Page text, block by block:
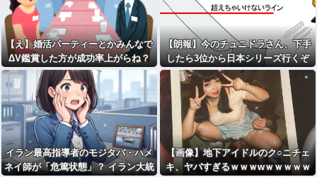
【え】婚活パーティーとかみんなで
ΔV鑑賞した方が成功率上がらね？
【朗報】今のチュニドラさん、下手
したら3位から日本シリーズ行くぞ
これｗｗｗｗｗｗｗｗｗｗ
イラン最高指導者のモジタバ・ハメ
ネイ師が「危篤状態」？ イラン大統
【画像】地下アイドルのク○ニチェ
キ、ヤバすぎるｗｗｗwｗｗｗｗｗ